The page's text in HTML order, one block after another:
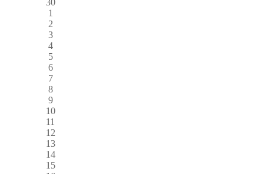
1
2
3
4
5
6
7
8
9
10
11
12
13
14
15